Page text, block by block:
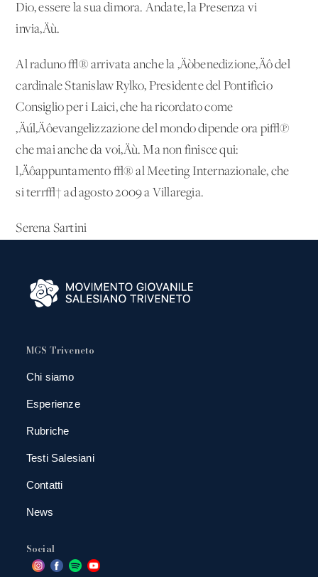
Dio, essere la sua dimora. Andate, la Presenza vi
invia‚Äù.
Al raduno √® arrivata anche la ‚Äòbenedizione‚Äô del
cardinale Stanislaw Rylko, Presidente del Pontificio
Consiglio per i Laici, che ha ricordato come
‚Äúl‚Äôevangelizzazione del mondo dipende ora pi√π
che mai anche da voi‚Äù. Ma non finisce qui:
l‚Äôappuntamento √® al Meeting Internazionale, che
si terr√† ad agosto 2009 a Villaregia.
Serena Sartini
MGS Triveneto
Chi siamo
Esperienze
Rubriche
Testi Salesiani
Contatti
News
Social